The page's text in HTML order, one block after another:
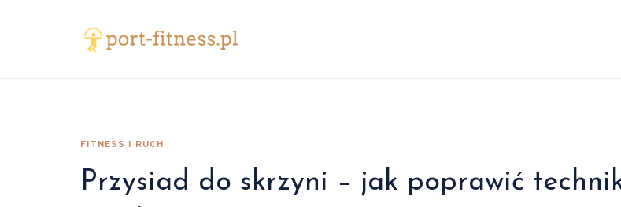
FITNESS I RUCH
Przysiad do skrzyni – jak poprawić